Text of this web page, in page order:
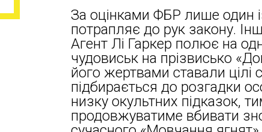
За оцінками ФБР лише один
потрапляє до рук закону.
Агент Лі Гаркер полює на
чудовиськ на прізвисько
його жертвами ставали цілі
підбирається до розгадки
низку окультних підказок,
продовжуватиме вбивати